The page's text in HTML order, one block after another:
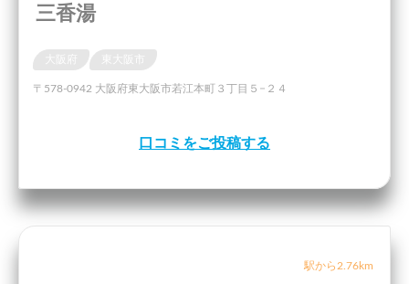
三香湯
〒578-0942 大阪府東大阪市若江本町３丁目５−２４
口コミをご投稿する
駅から2.76km